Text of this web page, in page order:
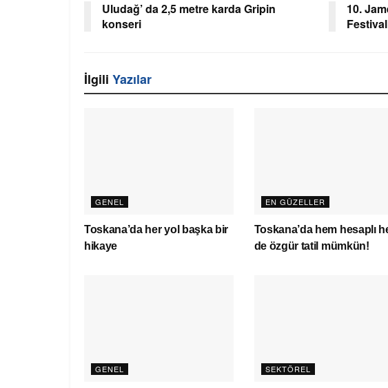
Uludağ’ da 2,5 metre karda Gripin
konseri
10.
İlgili Yazılar
GENEL
Toskana’da her yol başka bir
hikaye
EN GÜZELLER
Toskana’da hem hesaplı
de özgür tatil mümkün!
GENEL SEKTÖREL